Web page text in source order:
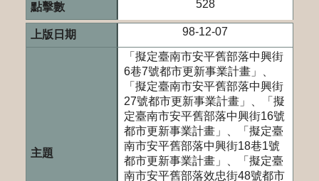
528
98-12-07
「擬定臺南市安平舊部落中興街
6巷7號都市更新事業計畫」、
「擬定臺南市安平舊部落中興街
27號都市更新事業計畫」、「擬
定臺南市安平舊部落中興街16號
都市更新事業計畫」、「擬定臺
南市安平舊部落中興街18巷1號
都市更新事業計畫」、「擬定臺
南市安平舊部落效忠街48號都市